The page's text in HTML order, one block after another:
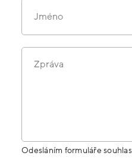
Jméno
Zpráva
Odesláním formuláře